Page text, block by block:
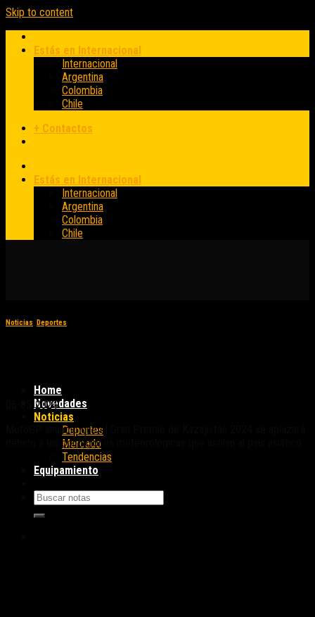
Skip to content
Estás en Internacional
Internacional
Argentina
Colombia
Chile
+ Contactos
Estás en Internacional
Internacional
Argentina
Colombia
Chile
Home
Novedades
Noticias
Deportes
Mercado
Tendencias
Equipamiento
Noticias Deportes
06-05-2024
MotoGP anunció que el Gran Premio de Kazajistán 2024 se aplazará
debido a las condiciones meteorológicas que asolan al país asiático.